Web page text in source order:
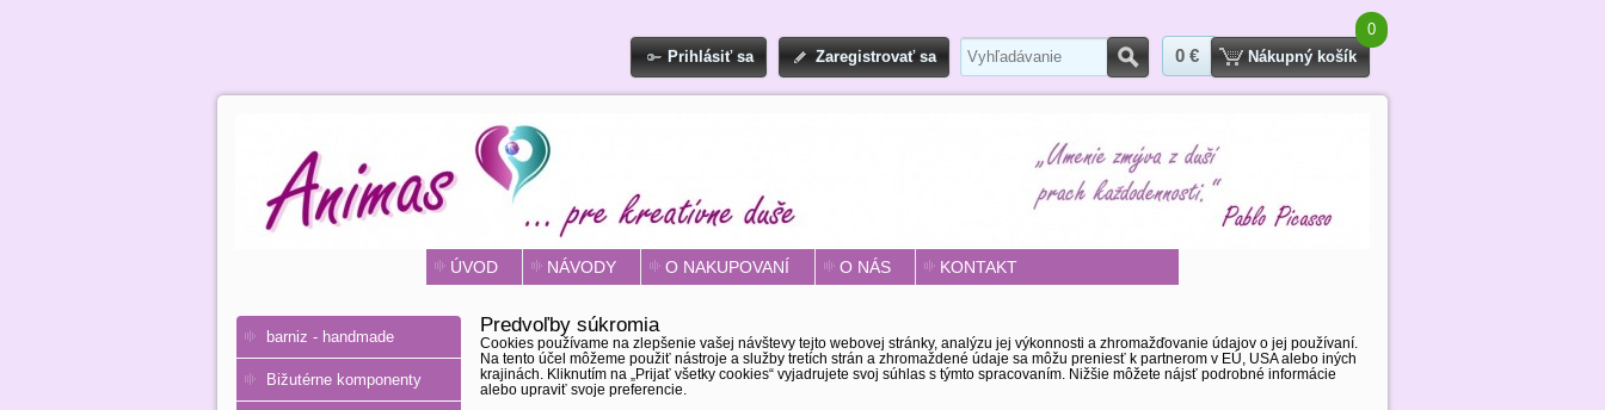
Prihlásiť sa Zaregistrovať sa Hľadať
0 €
0
Nákupný košík
ÚVOD NÁVODY O NAKUPOVANÍ O NÁS KONTAKT
Predvoľby súkromia
Cookies používame na zlepšenie vašej návštevy tejto webovej stránky, analýzu jej výkonnosti a zhromažďovanie údajov o jej používaní.
Na tento účel môžeme použiť nástroje a služby tretích strán a zhromaždené údaje sa môžu preniesť k partnerom v EÚ, USA alebo iných
krajinách. Kliknutím na „Prijať všetky cookies“ vyjadrujete svoj súhlas s týmto spracovaním. Nižšie môžete nájsť podrobné informácie
alebo upraviť svoje preferencie.
barniz - handmade
Bižutérne komponenty